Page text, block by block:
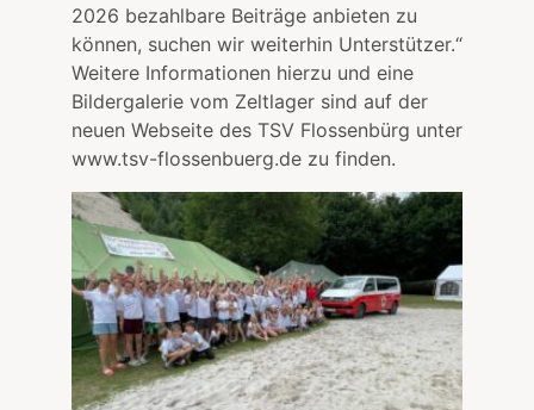
2026 bezahlbare Beiträge anbieten zu
können, suchen wir weiterhin Unterstützer.“
Weitere Informationen hierzu und eine
Bildergalerie vom Zeltlager sind auf der
neuen Webseite des TSV Flossenbürg unter
www.tsv-flossenbuerg.de zu finden.